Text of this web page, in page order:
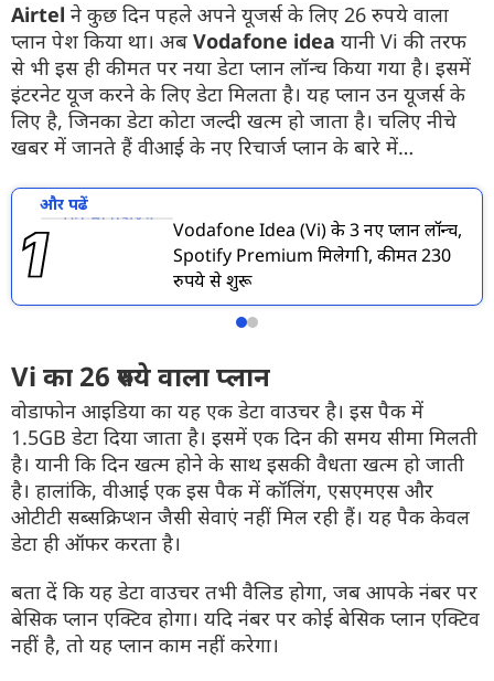
Airtel ने कुछ दिन पहले अपने यूजर्स के लिए 26 रुपये वाला
प्लान पेश किया था। अब Vodafone idea यानी Vi की तरफ
से भी इस ही कीमत पर नया डेटा प्लान लॉन्च किया गया है। इसमें
इंटरनेट यूज करने के लिए डेटा मिलता है। यह प्लान उन यूजर्स के
लिए है, जिनका डेटा कोटा जल्दी खत्म हो जाता है। चलिए नीचे
खबर में जानते हैं वीआई के नए रिचार्ज प्लान के बारे में…
और पढें
Vodafone Idea (Vi) के 3 नए प्लान लॉन्च,
Spotify Premium मिलेगा फ्री, कीमत 230
रुपये से शुरू
Vi का 26 रुपये वाला प्लान
वोडाफोन आइडिया का यह एक डेटा वाउचर है। इस पैक में
1.5GB डेटा दिया जाता है। इसमें एक दिन की समय सीमा मिलती
है। यानी कि दिन खत्म होने के साथ इसकी वैधता खत्म हो जाती
है। हालांकि, वीआई एक इस पैक में कॉलिंग, एसएमएस और
ओटीटी सब्सक्रिप्शन जैसी सेवाएं नहीं मिल रही हैं। यह पैक केवल
डेटा ही ऑफर करता है।
बता दें कि यह डेटा वाउचर तभी वैलिड होगा, जब आपके नंबर पर
बेसिक प्लान एक्टिव होगा। यदि नंबर पर कोई बेसिक प्लान एक्टिव
नहीं है, तो यह प्लान काम नहीं करेगा।